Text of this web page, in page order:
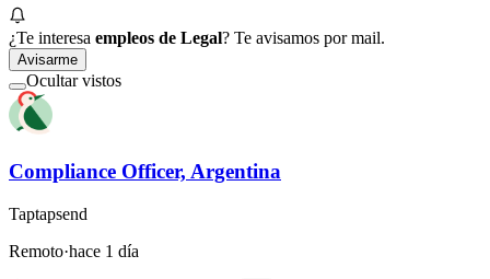
¿Te interesa empleos de Legal? Te avisamos por mail.
Avisarme
Ocultar vistos
Compliance Officer, Argentina
Taptapsend
Remoto·hace 1 día